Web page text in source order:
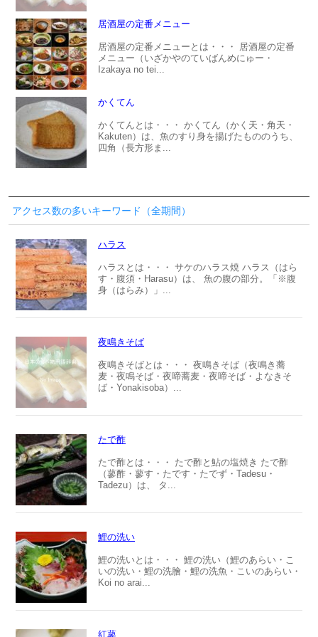
居酒屋の定番メニュー
居酒屋の定番メニューとは・・・ 居酒屋の定番
メニュー（いざかやのていばんめにゅー・
Izakaya no tei...
かくてん
かくてんとは・・・ かくてん（かく天・角天・
Kakuten）は、魚のすり身を揚げたもののうち、
四角（長方形ま...
アクセス数の多いキーワード（全期間）
ハラス
ハラスとは・・・ サケのハラス焼 ハラス（はら
す・腹須・Harasu）は、 魚の腹の部分。「※腹
身（はらみ）」...
夜鳴きそば
夜鳴きそばとは・・・ 夜鳴きそば（夜鳴き蕎
麦・夜鳴そば・夜啼蕎麦・夜啼そば・よなきそ
ば・Yonakisoba）...
たで酢
たで酢とは・・・ たで酢と鮎の塩焼き たで酢
（蓼酢・蓼す・たです・たでず・Tadesu・
Tadezu）は、 タ...
鯉の洗い
鯉の洗いとは・・・ 鯉の洗い（鯉のあらい・こ
いの洗い・鯉の洗膾・鯉の洗魚・こいのあらい・
Koi no arai...
紅蓼